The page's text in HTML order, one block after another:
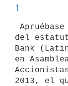
1
del
Bank
en
2013, el